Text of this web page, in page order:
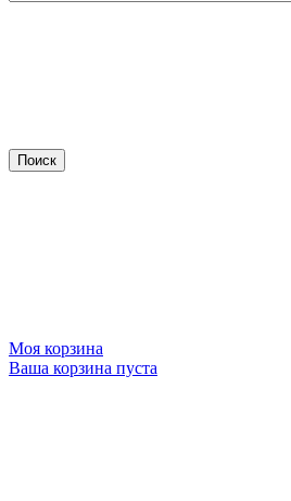
Моя корзина
Ваша корзина пуста